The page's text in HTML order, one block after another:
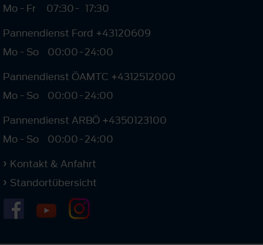
Mo - Fr
07:30- 17:30
Pannendienst Ford +43120609
Mo - So
00:00-24:00
Pannendienst ÖAMTC +4312512000
Mo - So
00:00-24:00
Pannendienst ARBÖ +4350123100
Mo - So
00:00-24:00
Kontakt & Anfahrt
Standortübersicht